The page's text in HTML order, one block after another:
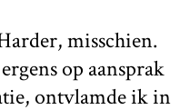
misschien.
op aansprak
ontvlamde ik in